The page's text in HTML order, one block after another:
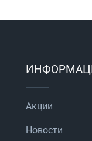
Акции
Новости